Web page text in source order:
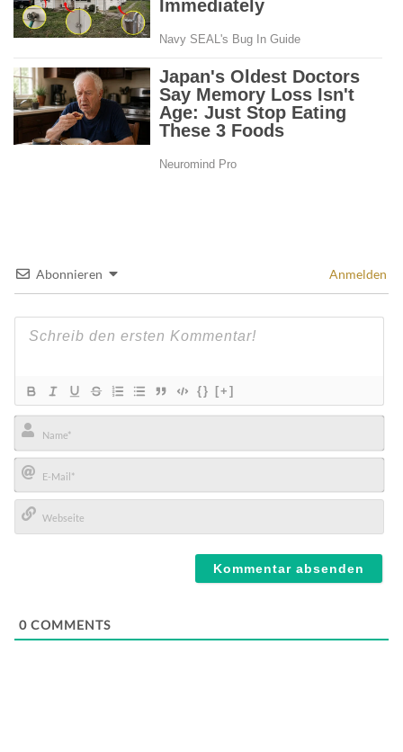
Abonnieren Anmelden
{} [+]
Name*
E-
Mail*
0 COMMENTS